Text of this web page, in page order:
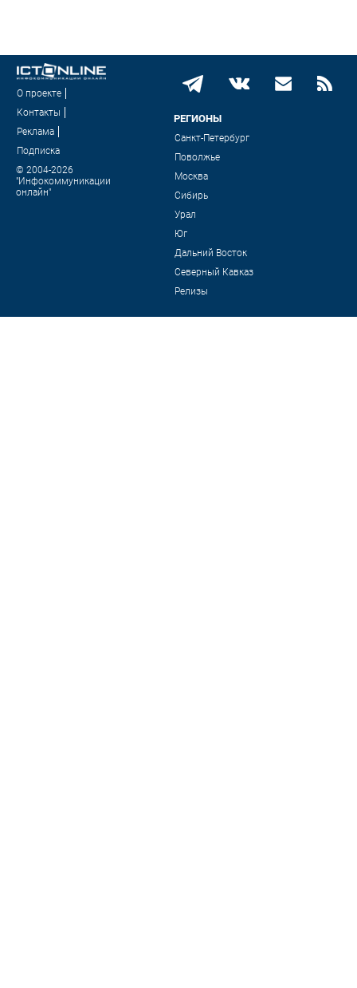
О проекте
Контакты
Реклама
Подписка
© 2004-2026
"Инфокоммуникации
онлайн"
РЕГИОНЫ
Санкт-Петербург
Поволжье
Москва
Сибирь
Урал
Юг
Дальний Восток
Северный Кавказ
Релизы